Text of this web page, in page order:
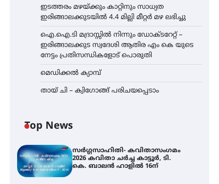
ഇടത്തരം മഴയ്ക്കും കാറ്റിനും സാധ്യത
ഇരിങ്ങാലക്കുടയിൽ 4.4 മില്ലി മീറ്റർ മഴ ലഭിച്ചു
ഐ.ഐ.ടി മദ്രാസ്സിൽ നിന്നും ഡോക്ടറേറ്റ് –
ഇരിങ്ങാലക്കുട സ്വദേശി ആതിര എം കെ യുടെ
നേട്ടം പ്രതിസന്ധികളോട് പൊരുതി
മെഡിക്കൽ ക്യാമ്പ്
തായ് ചി – ക്വിഗോങ്ങ് പരിചയപ്പെടാം
Top News
സർഗ്ഗസാഹിതി- കവിതാസംഗമം
2026 കവിതാ ചർച്ച കാട്ടൂർ, ടി.
കെ. ബാലൻ ഹാളിൽ 16ന്